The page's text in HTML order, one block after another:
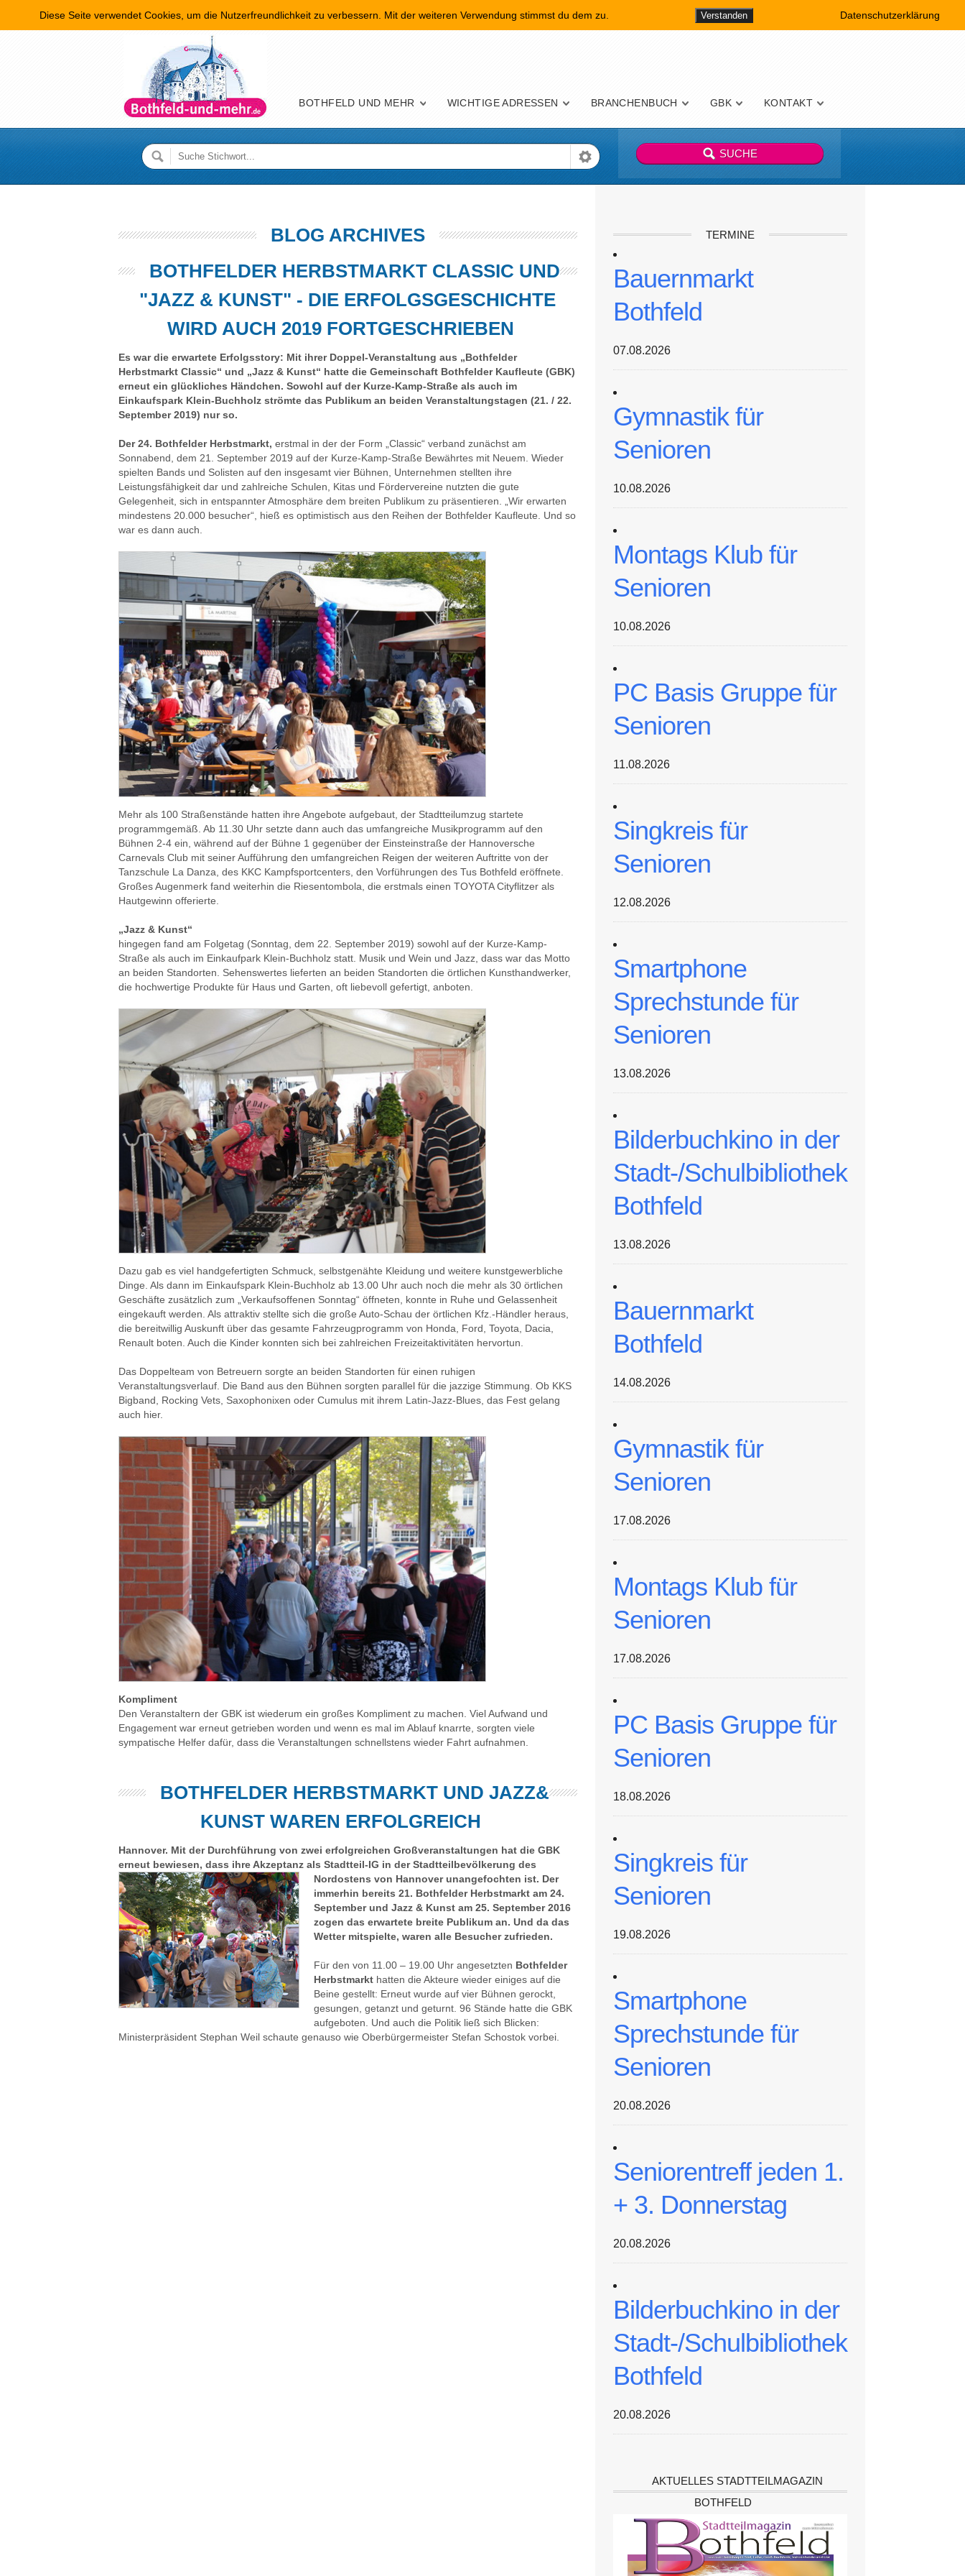
Hauptmenü
BOTHFELD UND MEHR WICHTIGE ADRESSEN BRANCHENBUCH GBK KONTAKT
BLOG ARCHIVES
BOTHFELDER HERBSTMARKT CLASSIC UND
"JAZZ & KUNST" - DIE ERFOLGSGESCHICHTE
WIRD AUCH 2019 FORTGESCHRIEBEN
Es war die erwartete Erfolgsstory: Mit ihrer Doppel-Veranstaltung aus „Bothfelder
Herbstmarkt Classic“ und „Jazz & Kunst“ hatte die Gemeinschaft Bothfelder Kaufleute (GBK)
erneut ein glückliches Händchen. Sowohl auf der Kurze-Kamp-Straße als auch im
Einkaufspark Klein-Buchholz strömte das Publikum an beiden Veranstaltungstagen (21. / 22.
September 2019) nur so.
Der 24. Bothfelder Herbstmarkt, erstmal in der der Form „Classic“ verband zunächst am
Sonnabend, dem 21. September 2019 auf der Kurze-Kamp-Straße Bewährtes mit Neuem. Wieder
spielten Bands und Solisten auf den insgesamt vier Bühnen, Unternehmen stellten ihre
Leistungsfähigkeit dar und zahlreiche Schulen, Kitas und Fördervereine nutzten die gute
Gelegenheit, sich in entspannter Atmosphäre dem breiten Publikum zu präsentieren. „Wir erwarten
mindestens 20.000 besucher“, hieß es optimistisch aus den Reihen der Bothfelder Kaufleute. Und so
war es dann auch.
Mehr als 100 Straßenstände hatten ihre Angebote aufgebaut, der Stadtteilumzug startete
programmgemäß. Ab 11.30 Uhr setzte dann auch das umfangreiche Musikprogramm auf den
Bühnen 2-4 ein, während auf der Bühne 1 gegenüber der Einsteinstraße der Hannoversche
Carnevals Club mit seiner Aufführung den umfangreichen Reigen der weiteren Auftritte von der
Tanzschule La Danza, des KKC Kampfsportcenters, den Vorführungen des Tus Bothfeld eröffnete.
Großes Augenmerk fand weiterhin die Riesentombola, die erstmals einen TOYOTA Cityflitzer als
Hautgewinn offerierte.
„Jazz & Kunst“
hingegen fand am Folgetag (Sonntag, dem 22. September 2019) sowohl auf der Kurze-Kamp-
Straße als auch im Einkaufpark Klein-Buchholz statt. Musik und Wein und Jazz, dass war das Motto
an beiden Standorten. Sehenswertes lieferten an beiden Standorten die örtlichen Kunsthandwerker,
die hochwertige Produkte für Haus und Garten, oft liebevoll gefertigt, anboten.
Dazu gab es viel handgefertigten Schmuck, selbstgenähte Kleidung und weitere kunstgewerbliche
Dinge. Als dann im Einkaufspark Klein-Buchholz ab 13.00 Uhr auch noch die mehr als 30 örtlichen
Geschäfte zusätzlich zum „Verkaufsoffenen Sonntag“ öffneten, konnte in Ruhe und Gelassenheit
eingekauft werden. Als attraktiv stellte sich die große Auto-Schau der örtlichen Kfz.-Händler heraus,
die bereitwillig Auskunft über das gesamte Fahrzeugprogramm von Honda, Ford, Toyota, Dacia,
Renault boten. Auch die Kinder konnten sich bei zahlreichen Freizeitaktivitäten hervortun.
Das Doppelteam von Betreuern sorgte an beiden Standorten für einen ruhigen
Veranstaltungsverlauf. Die Band aus den Bühnen sorgten parallel für die jazzige Stimmung. Ob KKS
Bigband, Rocking Vets, Saxophonixen oder Cumulus mit ihrem Latin-Jazz-Blues, das Fest gelang
auch hier.
Kompliment
Den Veranstaltern der GBK ist wiederum ein großes Kompliment zu machen. Viel Aufwand und
Engagement war erneut getrieben worden und wenn es mal im Ablauf knarrte, sorgten viele
sympatische Helfer dafür, dass die Veranstaltungen schnellstens wieder Fahrt aufnahmen.
BOTHFELDER HERBSTMARKT UND JAZZ&
KUNST WAREN ERFOLGREICH
Hannover. Mit der Durchführung von zwei erfolgreichen Großveranstaltungen hat die GBK
erneut bewiesen, dass ihre Akzeptanz als Stadtteil-IG in derStadtteilbevölkerung des
Nordostens von Hannover unangefochten ist. Der
immerhin bereits 21. Bothfelder Herbstmarkt am 24.
September und Jazz & Kunst am 25. September 2016
zogen das erwartete breite Publikum an. Und da das
Wetter mitspielte, waren alle Besucher zufrieden.
Für den von 11.00 – 19.00 Uhr angesetzten Bothfelder
Herbstmarkthatten die Akteure wieder einiges auf die
Beine gestellt: Erneut wurde auf vier Bühnen gerockt,
gesungen, getanzt und geturnt. 96 Stände hatte die GBK
aufgeboten. Und auch die Politik ließ sich Blicken:
Ministerpräsident Stephan Weil schaute genauso wie Oberbürgermeister Stefan Schostok vorbei.
TERMINE
Bauernmarkt
Bothfeld
07.08.2026
Gymnastik für
Senioren
10.08.2026
Montags Klub für
Senioren
10.08.2026
PC Basis Gruppe für
Senioren
11.08.2026
Singkreis für
Senioren
12.08.2026
Smartphone
Sprechstunde für
Senioren
13.08.2026
Bilderbuchkino in der
Stadt-/Schulbibliothek
Bothfeld
13.08.2026
Bauernmarkt
Bothfeld
14.08.2026
Gymnastik für
Senioren
17.08.2026
Montags Klub für
Senioren
17.08.2026
PC Basis Gruppe für
Senioren
18.08.2026
Singkreis für
Senioren
19.08.2026
Smartphone
Sprechstunde für
Senioren
20.08.2026
Seniorentreff jeden 1.
+ 3. Donnerstag
20.08.2026
Bilderbuchkino in der
Stadt-/Schulbibliothek
Bothfeld
20.08.2026
AKTUELLES STADTTEILMAGAZIN
BOTHFELD
Diese Seite verwendet Cookies, um die Nutzerfreundlichkeit zu verbessern. Mit der weiteren Verwendung stimmst du dem zu. Verstanden Datenschutzerklärung